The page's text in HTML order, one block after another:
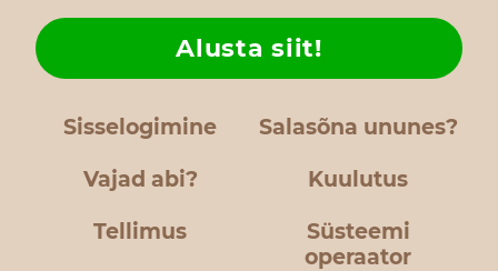
Sisselogimine Salasõna ununes?
Vajad abi?
Alusta siit!
Kuulutus
Tellimus
Süsteemi
operaator